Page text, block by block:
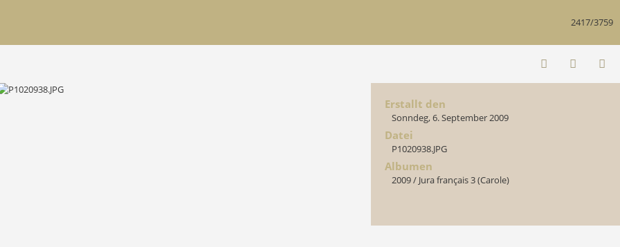
2417/3759
Erstallt den
Sonndeg, 6. September 2009
Datei
P1020938.JPG
Albumen
2009/ Jura français 3 (Carole)